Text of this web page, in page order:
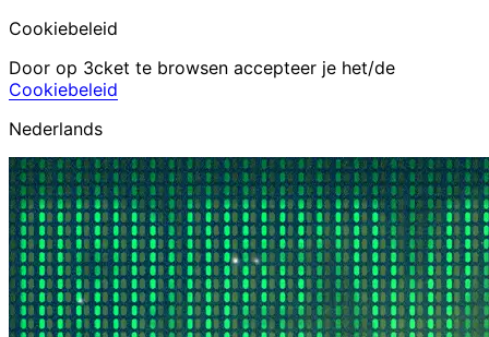
Cookiebeleid
Door op 3cket te browsen accepteer je het/de
Cookiebeleid
Nederlands